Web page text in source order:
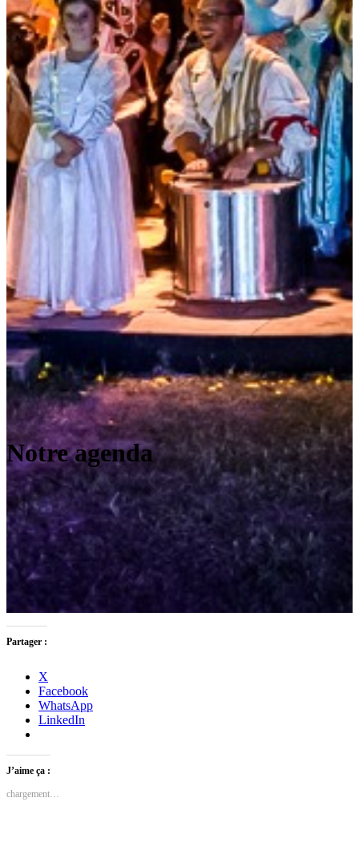
Notre agenda
Partager :
X
Facebook
WhatsApp
LinkedIn
J’aime ça :
chargement…